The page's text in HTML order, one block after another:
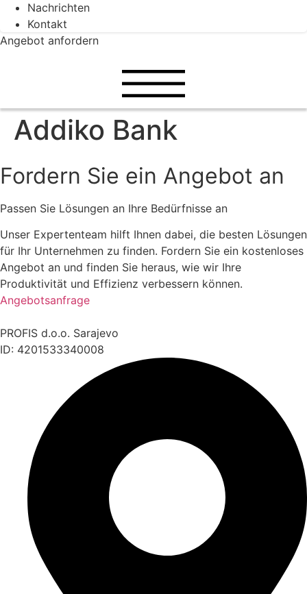
Nachrichten
Kontakt
Angebot anfordern
Addiko Bank
Fordern Sie ein Angebot an
Passen Sie Lösungen an Ihre Bedürfnisse an
Unser Expertenteam hilft Ihnen dabei, die besten Lösungen
für Ihr Unternehmen zu finden. Fordern Sie ein kostenloses
Angebot an und finden Sie heraus, wie wir Ihre
Produktivität und Effizienz verbessern können.
Angebotsanfrage
PROFIS d.o.o. Sarajevo
ID: 4201533340008